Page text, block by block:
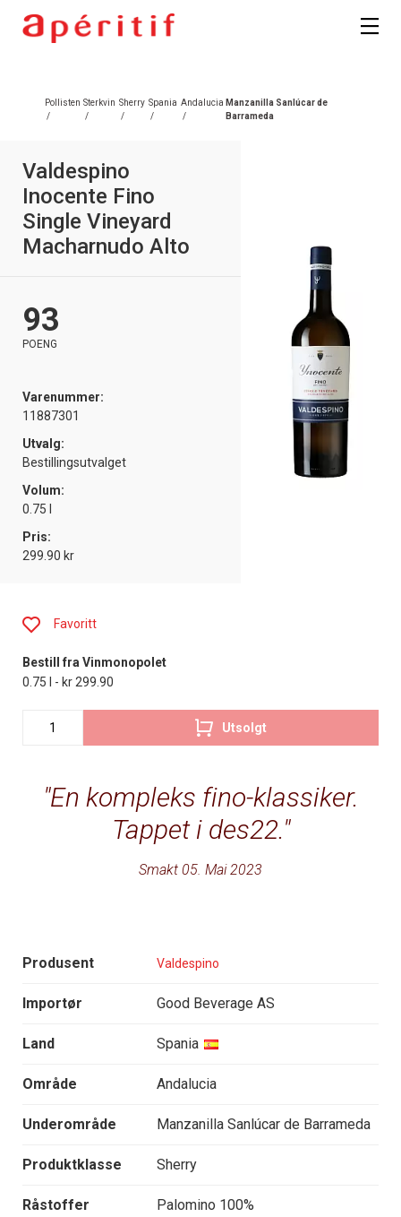
tilsendt.
Pollisten
/
Sterkvin
/
Sherry
/
Spania
/
Andalucia
/
Manzanilla Sanlúcar de
Barrameda
Valdespino
Inocente Fino
Single Vineyard
Macharnudo Alto
93
POENG
Varenummer:
11887301
Utvalg:
Bestillingsutvalget
Volum:
0.75 l
Pris:
299.90 kr
En kompleks fino-klassiker.
Tappet i des22.
Smakt 05. Mai 2023
Produsent Valdespino
Importør Good Beverage AS
Land Spania
Område Andalucia
Underområde Manzanilla Sanlúcar de Barrameda
Produktklasse Sherry
Råstoffer Palomino 100%
Favoritt
Bestill fra Vinmonopolet
0.75 l - kr 299.90
Utsolgt